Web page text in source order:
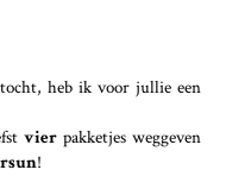
heb ik voor jullie een
vierpakketjes weggeven
!